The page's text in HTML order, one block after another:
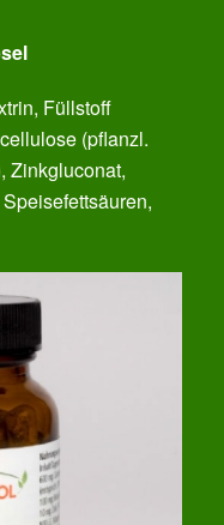
Füllstoff
(pflanzl.
Zinkgluconat,